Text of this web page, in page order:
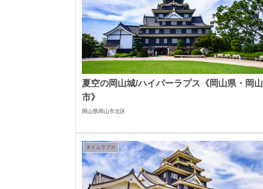
夏空の岡山城/ハイパーラプス《岡山県・岡山
市》
岡山県岡山市北区
タイムラプス